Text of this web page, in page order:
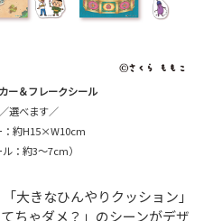
ー＆フレークシール
／選べます／
：約H15×W10cm
：約3～7cm）
大きなひんやりクッション」
ちゃダメ？」のシーンがデザ